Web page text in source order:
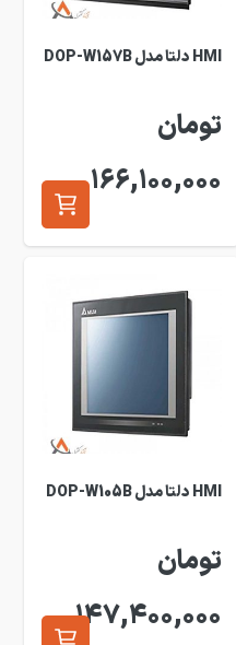
HMI دلتا مدل DOP-W157B
تومان
166,100,000
HMI دلتا مدل DOP-W105B
تومان
147,400,000